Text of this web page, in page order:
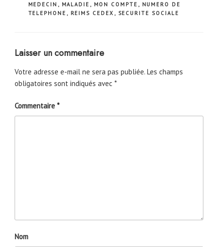
MEDECIN , MALADIE , MON COMPTE , NUMERO DE
TELEPHONE , REIMS CEDEX , SECURITE SOCIALE
Laisser un commentaire
Votre adresse e-mail ne sera pas publiée. Les champs
obligatoires sont indiqués avec *
Commentaire *
Nom